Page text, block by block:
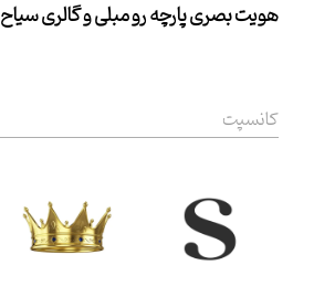
هویت بصری پارچه رو مبلی و گالری سیاح
کانسپت